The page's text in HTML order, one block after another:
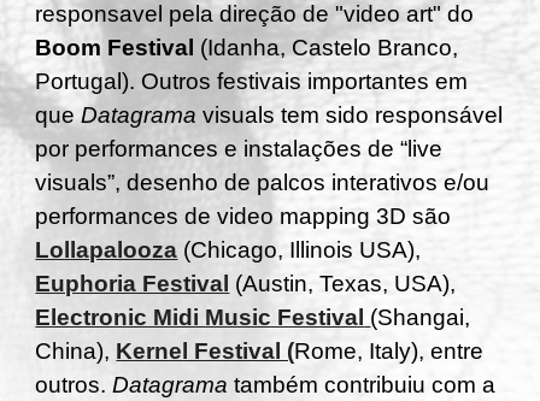
responsavel pela direção de "video art" do
Boom Festival (Idanha, Castelo Branco,
Portugal). Outros festivais importantes em
queDatagrama visuals tem sido responsável
por performances e instalações de “live
visuals”, desenho de palcos interativos e/ou
performances de video mapping 3D são
Lollapalooza (Chicago, Illinois USA),
Euphoria Festival (Austin, Texas, USA),
Electronic Midi Music Festival (Shangai,
China), Kernel Festival (Rome, Italy), entre
outros.Datagrama também contribuiu com a